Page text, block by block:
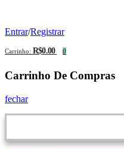
Entrar/Registrar
Carrinho: R$0.00 0
Carrinho De Compras
fechar